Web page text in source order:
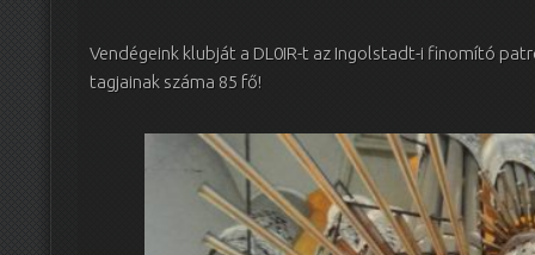
Vendégeink klubját a DL0IR-t az Ingolstadt-i finomító
tagjainak száma 85 fő!